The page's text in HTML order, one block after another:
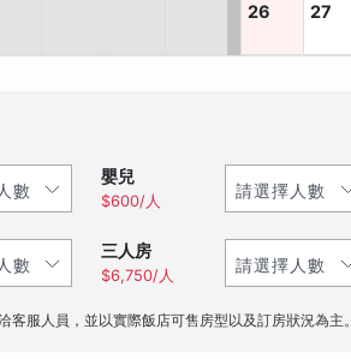
26 27
嬰兒
$600/人
三人房
$6,750/人
客服人員，並以實際飯店可售房型以及訂房狀況為主。